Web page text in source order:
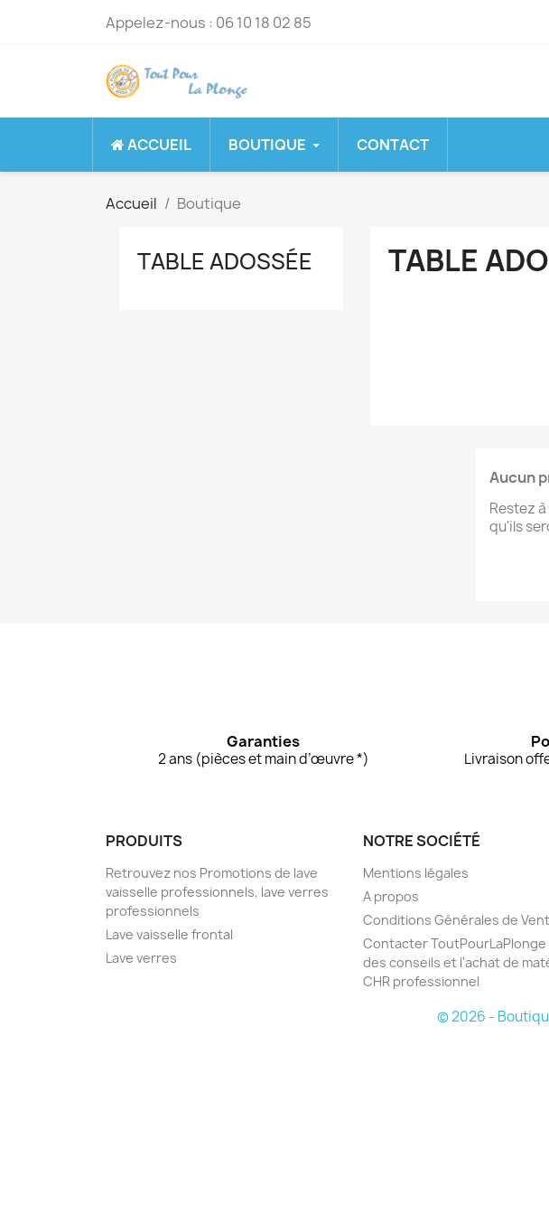
Appelez-nous : 06 10 18 02 85
ACCUEIL BOUTIQUE CONTACT
Accueil Boutique
TABLE ADOSSÉE TABLE
Aucun
Restez
qu'ils
Garanties
2 ans (pièces et main d’œuvre *) Livraison
PRODUITS
Retrouvez nos Promotions de lave
vaisselle professionnels, lave verres
professionnels
Lave vaisselle frontal
Lave verres
NOTRE SOCIÉTÉ
Mentions légales
A propos
Conditions Générales de
Contacter
des conseils et l'achat de
CHR professionnel
© 2026 -